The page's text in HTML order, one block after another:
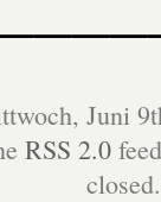
Juni
RSS 2.0
closed.